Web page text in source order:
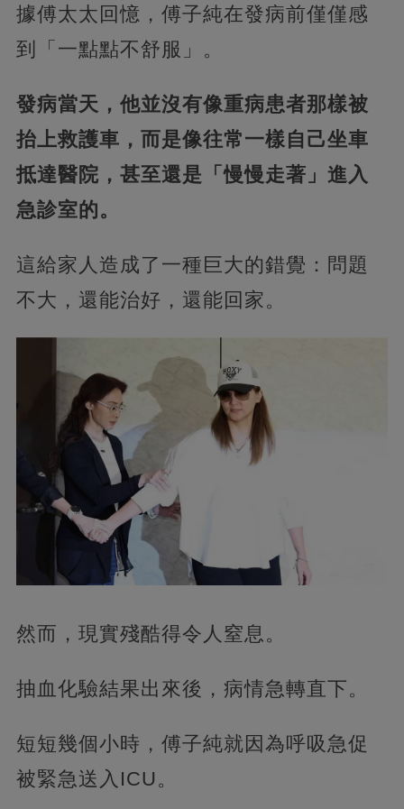
據傅太太回憶，傅子純在發病前僅僅感
到「一點點不舒服」。
發病當天，他並沒有像重病患者那樣被
抬上救護車，而是像往常一樣自己坐車
抵達醫院，甚至還是「慢慢走著」進入
急診室的。
這給家人造成了一種巨大的錯覺：問題
不大，還能治好，還能回家。
然而，現實殘酷得令人窒息。
抽血化驗結果出來後，病情急轉直下。
短短幾個小時，傅子純就因為呼吸急促
被緊急送入ICU。